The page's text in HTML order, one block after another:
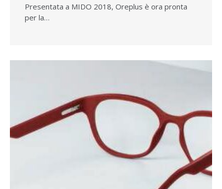
Presentata a MIDO 2018, Oreplus è ora pronta
per la…